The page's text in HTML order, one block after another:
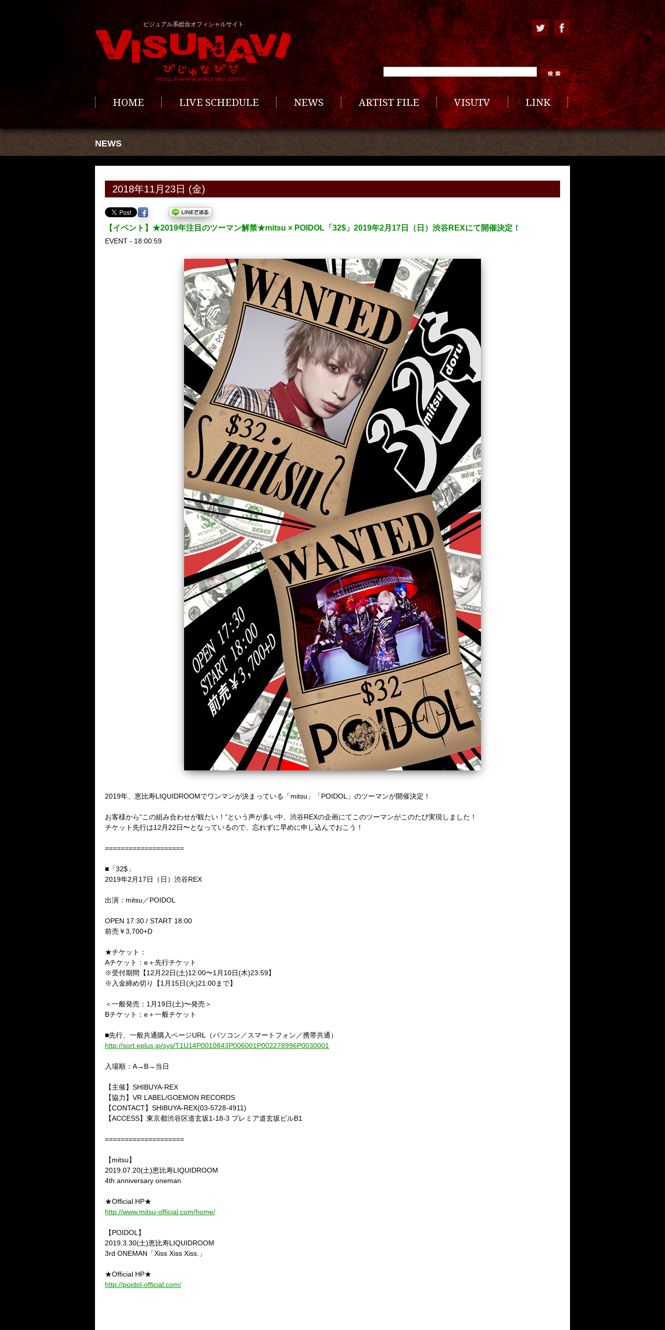
ビジュアル系総合オフィシャルサイト
HOME LIVE SCHEDULE NEWS ARTIST FILE VISUTV LINK
NEWS
2018年11月23日 (金)
【イベント】★2019年注目のツーマン解禁★mitsu × POIDOL「32$」2019年2月17日（日）渋谷REXにて開催決定！
EVENT - 18:00:59
2019年、恵比寿LIQUIDROOMでワンマンが決まっている「mitsu」「POIDOL」のツーマンが開催決定！
お客様から“この組み合わせが観たい！”という声が多い中、渋谷REXの企画にてこのツーマンがこのたび実現しました！
チケット先行は12月22日〜となっているので、忘れずに早めに申し込んでおこう！
====================
■「32$」
2019年2月17日（日）渋谷REX
出演：mitsu／POIDOL
OPEN 17:30 / START 18:00
前売￥3,700+D
★チケット：
Aチケット：e＋先行チケット
※受付期間【12月22日(土)12:00〜1月10日(木)23:59】
※入金締め切り【1月15日(火)21:00まで】
＜一般発売：1月19日(土)〜発売＞
Bチケット：e＋一般チケット
■先行、一般共通購入ページURL（パソコン／スマートフォン／携帯共通）
http://sort.eplus.jp/sys/T1U14P0010843P006001P002278996P0030001
入場順：A→B→当日
【主催】SHIBUYA-REX
【協力】VR LABEL/GOEMON RECORDS
【CONTACT】SHIBUYA-REX(03-5728-4911)
【ACCESS】東京都渋谷区道玄坂1-18-3 プレミア道玄坂ビルB1
====================
【mitsu】
2019.07.20(土)恵比寿LIQUIDROOM
4th anniversary oneman
★Official HP★
http://www.mitsu-official.com/home/
【POIDOL】
2019.3.30(土)恵比寿LIQUIDROOM
3rd ONEMAN「Xiss Xiss Xiss.」
★Official HP★
http://poidol-official.com/